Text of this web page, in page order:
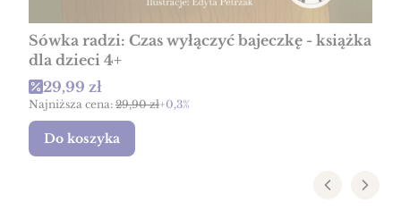
Sówka radzi: Czas wyłączyć bajeczkę - książka
dla dzieci 4+
Cena promocyjna
29,99 zł
Najniższa cena: 29,90 zł+0,3%
Do koszyka